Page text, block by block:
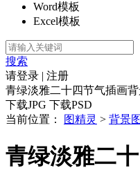
Word模板
Excel模板
搜索
请登录 | 注册
青绿淡雅二十四节气插画
下载JPG 下载PSD
当前位置：
图精灵 > 背景
青绿淡雅二